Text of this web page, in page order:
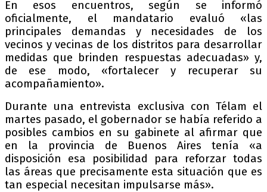
En esos encuentros, según se informó
oficialmente, el mandatario evaluó «las
principales demandas y necesidades de los
vecinos y vecinas de los distritos para desarrollar
medidas que brinden respuestas adecuadas» y,
de ese modo, «fortalecer y recuperar su
acompañamiento».
Durante una entrevista exclusiva con Télam el
martes pasado, el gobernador se había referido a
posibles cambios en su gabinete al afirmar que
en la provincia de Buenos Aires tenía «a
disposición esa posibilidad para reforzar todas
las áreas que precisamente esta situación que es
tan especial necesitan impulsarse más».